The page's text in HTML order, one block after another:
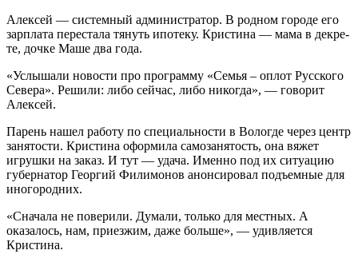
Алексей — системный администратор. В родном городе его
зарплата перестала тянуть ипотеку. Кристина — мама в декре­
те, дочке Маше два года.
«Услышали новости про программу «Семья – оплот Русского
Севера». Реши­ли: либо сейчас, либо никогда», — говорит
Алексей.
Парень нашел работу по специальности в Вологде через центр
занятости. Кристи­на оформила самозанятость, она вяжет
игрушки на заказ. И тут — удача. Именно под их ситуацию
губернатор Георгий Филимонов анонсировал подъемные для
иногородних.
«Сначала не поверили. Думали, толь­ко для местных. А
оказалось, нам, при­езжим, даже больше», — удивляется
Кристина.